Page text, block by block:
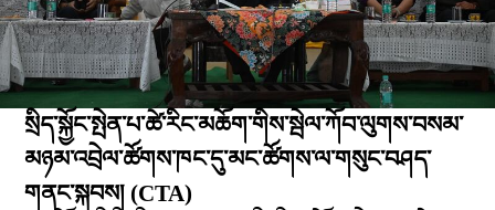
སྲིད་སྐྱོང་སྤེན་པ་ཚེ་རིང་མཆོག་གིས་སྦེལ་ཀོབ་ལུགས་བསམ་
མཉམ་འབྲེལ་ཚོགས་ཁང་དུ་མང་ཚོགས་ལ་གསུང་བཤད་
གནང་སྐབས། (CTA)